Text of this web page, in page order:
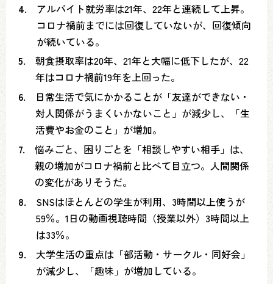
4.
アルバイト就労率は21年、22年と連続して上昇。
コロナ禍前までには回復していないが、回復傾向
が続いている。
5.
朝食摂取率は20年、21年と大幅に低下したが、22
年はコロナ禍前19年を上回った。
6.
日常生活で気にかかることが「友達ができない・
対人関係がうまくいかないこと」が減少し、「生
活費やお金のこと」が増加。
7.
悩みごと、困りごとを「相談しやすい相手」は、
親の増加がコロナ禍前と比べて目立つ。人間関係
の変化がありそうだ。
8.
SNSはほとんどの学生が利用、3時間以上使うが
59％。1日の動画視聴時間（授業以外）3時間以上
は33％。
9.
大学生活の重点は「部活動・サークル・同好会」
が減少し、「趣味」が増加している。